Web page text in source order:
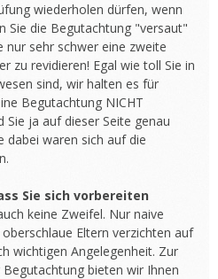
wiederholen dürfen, wenn
Sie die Begutachtung "versaut"
nur sehr schwer eine zweite
zu revidieren! Egal wie toll Sie in
sind, wir halten es für
Begutachtung NICHT
Sie ja auf dieser Seite genau
dabei waren sich auf die
Sie sich vorbereiten
keine Zweifel. Nur naive
Eltern verzichten auf
wichtigen Angelegenheit. Zur
bieten wir Ihnen